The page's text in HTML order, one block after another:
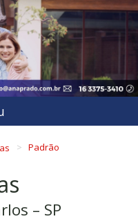
Padrão
– SP